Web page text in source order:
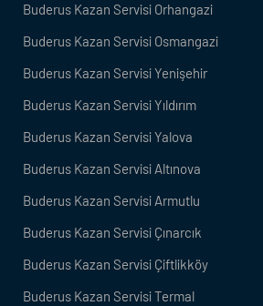
Buderus Kazan Servisi Orhangazi
Buderus Kazan Servisi Osmangazi
Buderus Kazan Servisi Yenişehir
Buderus Kazan Servisi Yıldırım
Buderus Kazan Servisi Yalova
Buderus Kazan Servisi Altınova
Buderus Kazan Servisi Armutlu
Buderus Kazan Servisi Çınarcık
Buderus Kazan Servisi Çiftlikköy
Buderus Kazan Servisi Termal